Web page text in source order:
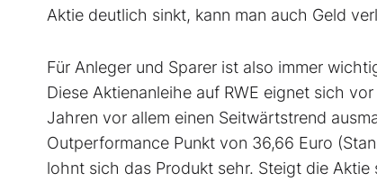
Aktie deutlich sinkt, kann man auch Geld
Für Anleger und Sparer ist also immer
Diese Aktienanleihe auf RWE eignet sich
Jahren vor allem einen Seitwärtstrend
Outperformance Punkt von 36,66 Euro
lohnt sich das Produkt sehr. Steigt die